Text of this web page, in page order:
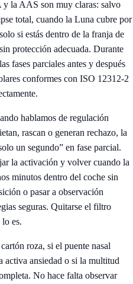
la AAS son muy claras: salvo
total, cuando la Luna cubre por
si estás dentro de la franja de
protección adecuada. Durante
fases parciales antes y después
conformes con ISO 12312-2
hablamos de regulación
rascan o generan rechazo, la
un segundo” en fase parcial.
la activación y volver cuando la
minutos dentro del coche sin
o pasar a observación
seguras. Quitarse el filtro
es.
roza, si el puente nasal
activa ansiedad o si la multitud
No hace falta observar